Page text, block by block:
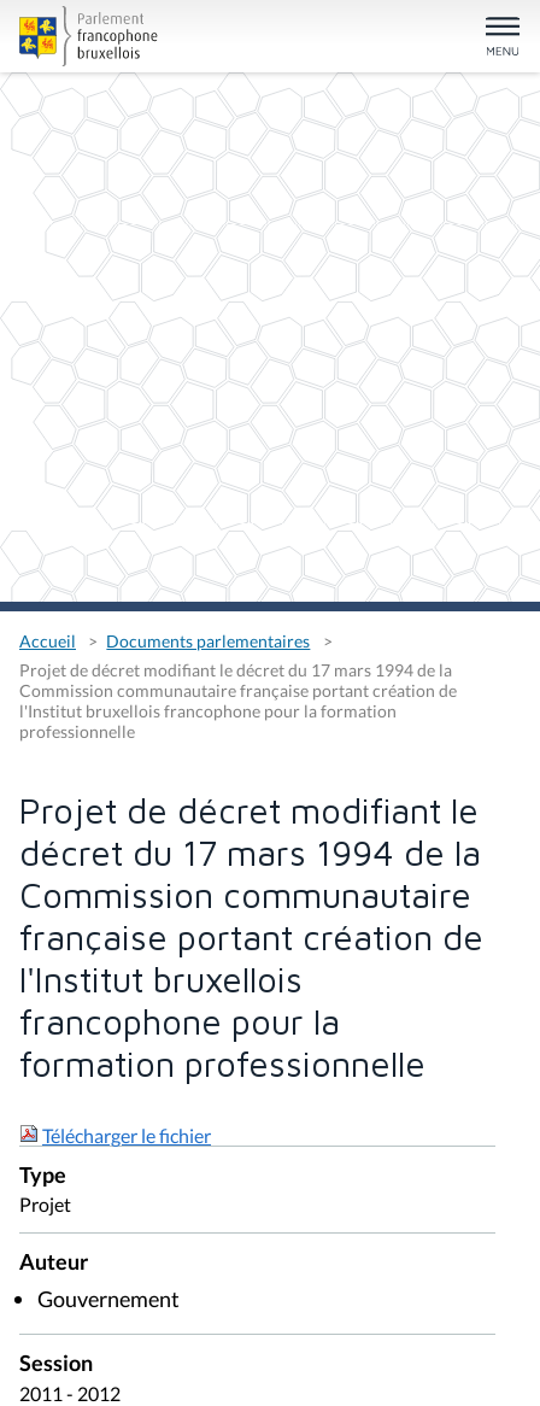
Accueil
Documents parlementaires
Projet de décret modifiant le décret du 17 mars 1994 de la
Commission communautaire française portant création de
l'Institut bruxellois francophone pour la formation
professionnelle
Projet de décret modifiant le
décret du 17 mars 1994 de la
Commission communautaire
française portant création de
l'Institut bruxellois
francophone pour la
formation professionnelle
Télécharger le fichier
Type
Projet
Auteur
Gouvernement
Session
2011 - 2012